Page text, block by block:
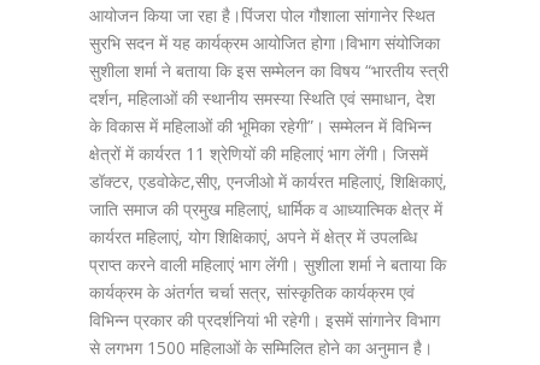
आयोजन किया जा रहा है।पिंजरा पोल गौशाला सांगानेर स्थित
सुरभि सदन में यह कार्यक्रम आयोजित होगा।विभाग संयोजिका
सुशीला शर्मा ने बताया कि इस सम्मेलन का विषय “भारतीय स्त्री
दर्शन, महिलाओं की स्थानीय समस्या स्थिति एवं समाधान, देश
के विकास में महिलाओं की भूमिका रहेगी”। सम्मेलन में विभिन्न
क्षेत्रों में कार्यरत 11 श्रेणियों की महिलाएं भाग लेंगी। जिसमें
डॉक्टर, एडवोकेट,सीए, एनजीओ में कार्यरत महिलाएं, शिक्षिकाएं,
जाति समाज की प्रमुख महिलाएं, धार्मिक व आध्यात्मिक क्षेत्र में
कार्यरत महिलाएं, योग शिक्षिकाएं, अपने में क्षेत्र में उपलब्धि
प्राप्त करने वाली महिलाएं भाग लेंगी। सुशीला शर्मा ने बताया कि
कार्यक्रम के अंतर्गत चर्चा सत्र, सांस्कृतिक कार्यक्रम एवं
विभिन्न प्रकार की प्रदर्शनियां भी रहेगी। इसमें सांगानेर विभाग
से लगभग 1500 महिलाओं के सम्मिलित होने का अनुमान है।